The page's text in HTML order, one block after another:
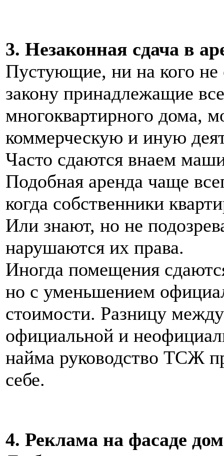
3. Незаконная сдача в
Пустующие, ни на кого
закону принадлежащие
многоквартирного дома,
коммерческую и иную
Часто сдаются внаем
Подобная аренда чаще
когда собственники
Или знают, но не
нарушаются их права.
Иногда помещения
но с уменьшением
стоимости. Разницу между
официальной и
найма руководство ТСЖ
себе.
4. Реклама на фасаде